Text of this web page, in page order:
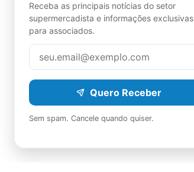
Receba as principais notícias do setor
supermercadista e informações exclusivas
para associados.
Quero Receber
Sem spam. Cancele quando quiser.